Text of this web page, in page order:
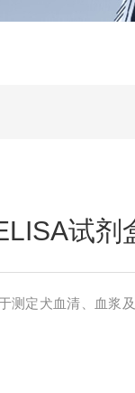
试剂
测定犬血清、血浆